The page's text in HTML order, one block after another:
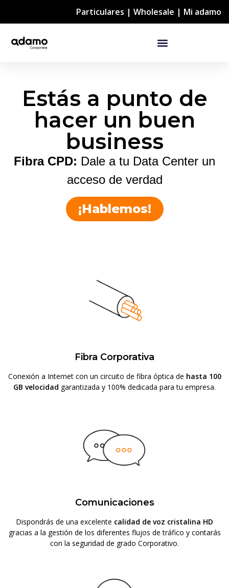
Particulares | Wholesale | Mi adamo
Estás a punto de
hacer un buen
business
Fibra CPD: Dale a tu Data Center un
acceso de verdad
¡Hablemos!
Fibra Corporativa
Conexión a Internet con un circuito de fibra óptica de hasta 100
GB velocidad garantizada y 100% dedicada para tu empresa.
Comunicaciones
Dispondrás de una excelente calidad de voz cristalina HD
gracias a la gestión de los diferentes flujos de tráfico y contarás
con la seguridad de grado Corporativo.